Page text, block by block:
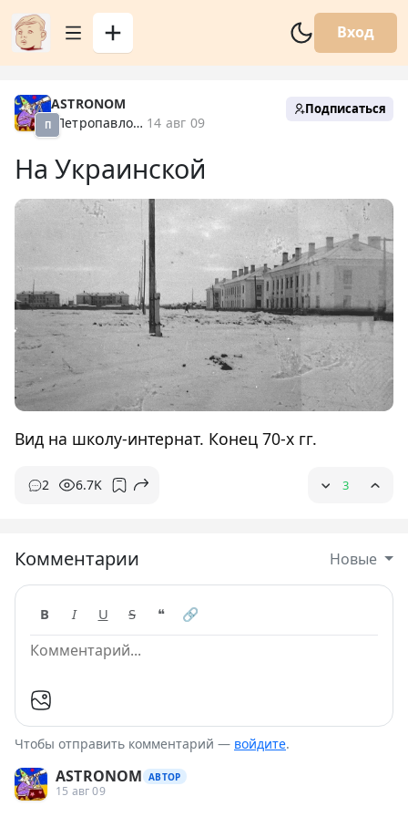
Вход
П
ASTRONOM
Петропавловск XX 14 авг 09
Подписаться
На Украинской
Вид на школу-интернат. Конец 70-х гг.
2 6.7K 3
Комментарии Новые
B I U S ❝ 🔗
Чтобы отправить комментарий — войдите.
ASTRONOM АВТОР
15 авг 09